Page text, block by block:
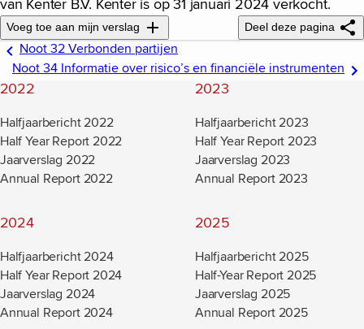
van Kenter B.V. Kenter is op 31 januari 2024 verkocht.
Voeg toe aan mijn verslag Deel deze pagina
Noot 32 Verbonden partijen
Noot 34 Informatie over risico’s en financiële instrumenten
2022
Halfjaarbericht 2022
Half Year Report 2022
Jaarverslag 2022
Annual Report 2022
2023
Halfjaarbericht 2023
Half Year Report 2023
Jaarverslag 2023
Annual Report 2023
2024
Halfjaarbericht 2024
Half Year Report 2024
Jaarverslag 2024
Annual Report 2024
2025
Halfjaarbericht 2025
Half-Year Report 2025
Jaarverslag 2025
Annual Report 2025